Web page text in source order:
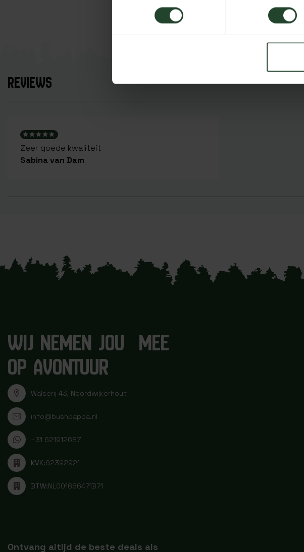
REVIEWS
Zeer goede kwaliteit
Sabina van Dam
WIJ NEMEN JOU MEE
OP AVONTUUR
Walserij 43, Noordwijkerhout
info@bushpappa.nl
+31 621912687
KVK:62392921
BTW:NL001666471B71
Ontvang altijd de beste deals als